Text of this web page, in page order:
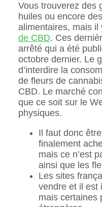
Vous trouverez des
huiles ou encore
alimentaires, mais il
de CBD. Ces
arrêté qui a été
octobre dernier. Le
d’interdire la
de fleurs de
CBD. Le marché
que ce soit sur le
physiques.
Il faut donc
finalement
mais ce n’est
ainsi que les
Les sites
vendre et il est
mais certaines